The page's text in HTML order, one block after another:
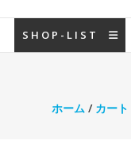
S H O P - L I S T
ホーム/ カート